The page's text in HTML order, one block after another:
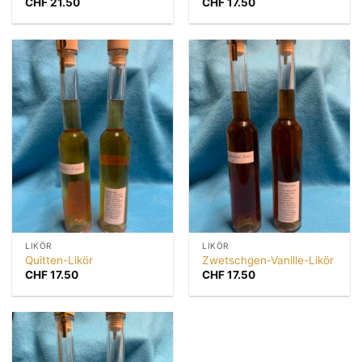
CHF21.50
CHF17.50
LIKÖR
Quitten-Likör
CHF17.50
LIKÖR
Zwetschgen-Vanille-Likör
CHF17.50